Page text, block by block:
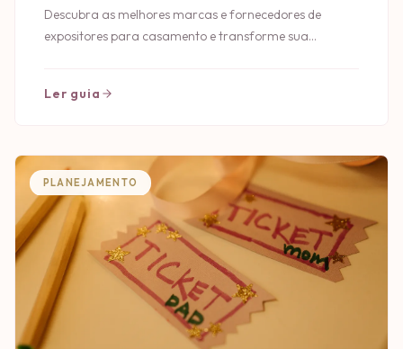
Descubra as melhores marcas e fornecedores de
expositores para casamento e transforme sua
Ler guia
PLANEJAMENTO